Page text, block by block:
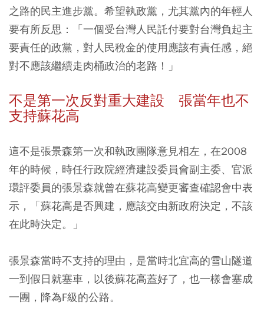
之路的民主進步黨。希望執政黨，尤其黨內的年輕人
要有所反思：「一個受台灣人民託付要對台灣負起主
要責任的政黨，對人民稅金的使用應該有責任感，絕
對不應該繼續走肉桶政治的老路！」
不是第一次反對重大建設 張當年也不
支持蘇花高
這不是張景森第一次和執政團隊意見相左，在2008
年的時候，時任行政院經濟建設委員會副主委、官派
環評委員的張景森就曾在蘇花高變更審查確認會中表
示，「蘇花高是否興建，應該交由新政府決定，不該
在此時決定。」
張景森當時不支持的理由，是當時北宜高的雪山隧道
一到假日就塞車，以後蘇花高蓋好了，也一樣會塞成
一團，降為F級的公路。